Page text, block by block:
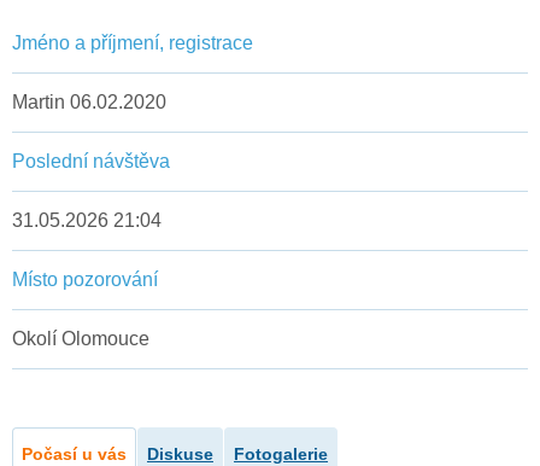
Jméno a příjmení, registrace
Martin 06.02.2020
Poslední návštěva
31.05.2026 21:04
Místo pozorování
Okolí Olomouce
Počasí u vás Diskuse Fotogalerie